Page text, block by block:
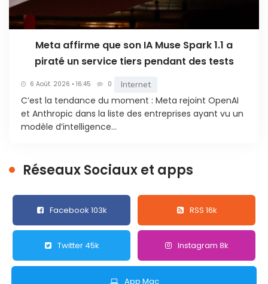
Meta affirme que son IA Muse Spark 1.1 a
piraté un service tiers pendant des tests
6 Août. 2026 • 16:45 0 Internet
C’est la tendance du moment : Meta rejoint OpenAI
et Anthropic dans la liste des entreprises ayant vu un
modèle d’intelligence...
Réseaux Sociaux et apps
Facebook 103k RSS 16k
Twitter 45k Instagram 8k
App Mac